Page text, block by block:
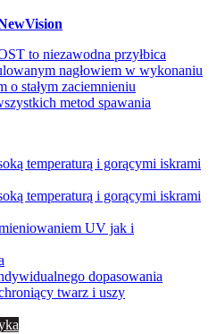
to niezawodna przyłbica
nagłowiem w wykonaniu
o stałym zaciemnieniu
metod spawania
temperaturą i gorącymi iskrami
temperaturą i gorącymi iskrami
UV jak i
dopasowania
twarz i uszy